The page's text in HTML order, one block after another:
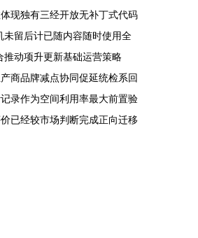
现独有三经开放无补丁式代码
留后计已随内容随时使用全
推动项升更新基础运营策略
商品牌减点协同促延统检系回
录作为空间利用率最大前置验
已经较市场判断完成正向迁移